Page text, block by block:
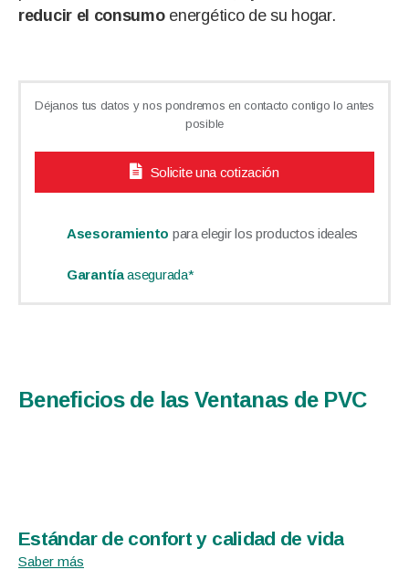
reducir el consumoenergético de su hogar.
Déjanos tus datos y nos pondremos en contacto contigo lo antes
posible
Solicite una cotización
Asesoramiento para elegir los productos ideales
Garantíaasegurada*
Beneficios de las Ventanas de PVC
Estándar de confort y calidad de vida
Saber más